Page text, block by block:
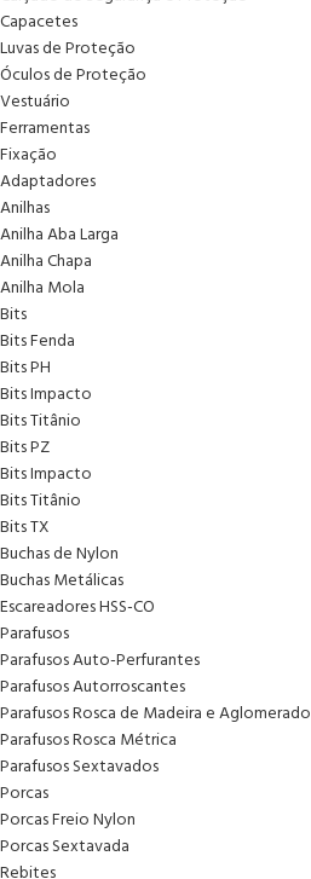
Capacetes
Luvas de Proteção
Óculos de Proteção
Vestuário
Ferramentas
Fixação
Adaptadores
Anilhas
Anilha Aba Larga
Anilha Chapa
Anilha Mola
Bits
Bits Fenda
Bits PH
Bits Impacto
Bits Titânio
Bits PZ
Bits Impacto
Bits Titânio
Bits TX
Buchas de Nylon
Buchas Metálicas
Escareadores HSS-CO
Parafusos
Parafusos Auto-Perfurantes
Parafusos Autorroscantes
Parafusos Rosca de Madeira e Aglomerado
Parafusos Rosca Métrica
Parafusos Sextavados
Porcas
Porcas Freio Nylon
Porcas Sextavada